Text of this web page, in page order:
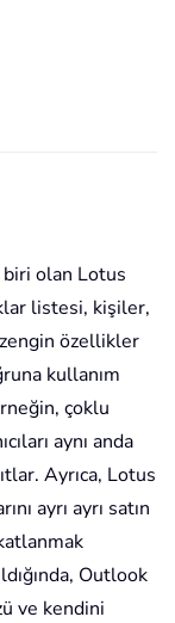
olan Lotus
listesi, kişiler,
özellikler
kullanım
çoklu
aynı anda
Ayrıca, Lotus
ayrı ayrı satın
Outlook
ve kendini